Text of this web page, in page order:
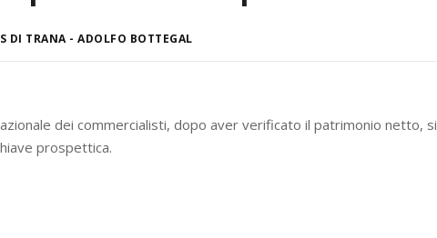
DI TRANA - ADOLFO BOTTEGAL
dei commercialisti, dopo aver verificato il patrimonio netto, si
prospettica.